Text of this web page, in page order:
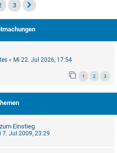
3
« Mi 22. Jul 2026, 17:54
1 2 3
Einstieg
7. Jul 2009, 23:29